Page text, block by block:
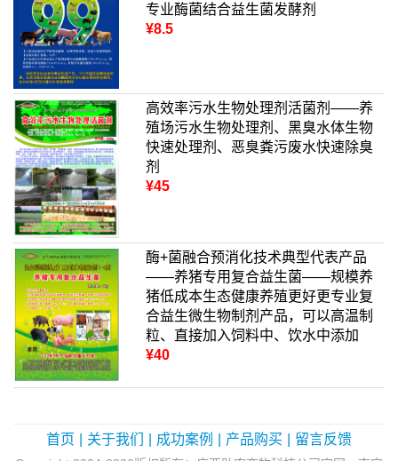
专业酶菌结合益生菌发酵剂
¥8.5
高效率污水生物处理剂活菌剂——养
殖场污水生物处理剂、黑臭水体生物
快速处理剂、恶臭粪污废水快速除臭
剂
¥45
酶+菌融合预消化技术典型代表产品
——养猪专用复合益生菌——规模养
猪低成本生态健康养殖更好更专业复
合益生微生物制剂产品，可以高温制
粒、直接加入饲料中、饮水中添加
¥40
首页 关于我们 成功案例 产品购买 留言反馈